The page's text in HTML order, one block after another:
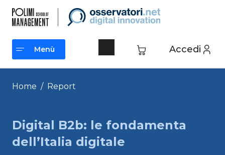
contenuto
Accedi
Menù
Menù
Home / Report
Digital B2b: le fondamenta
dell’Italia digitale